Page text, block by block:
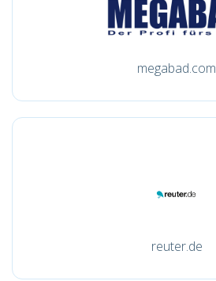
megabad.com
reuter.de